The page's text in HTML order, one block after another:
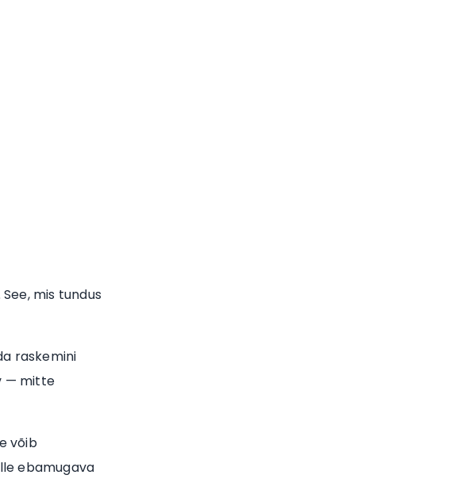
mis tundus
raskemini
— mitte
võib
ebamugava